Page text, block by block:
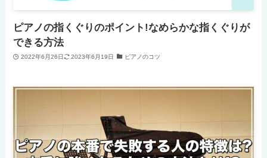
ピアノの指くぐりのポイント!なめらかな指くぐりが
できる方法
2022年6月26日 2023年6月19日 ピアノのコツ